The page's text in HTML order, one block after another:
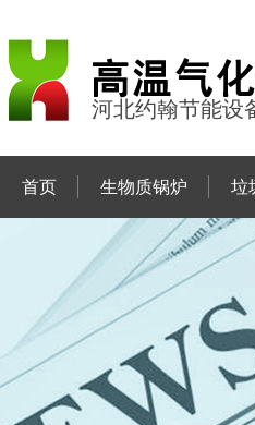
河北约翰节能设
首页 生物质锅炉 垃